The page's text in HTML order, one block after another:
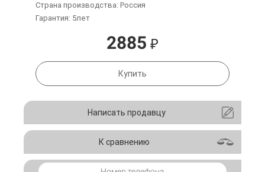
Страна производства: Россия
Гарантия: 5лет
2885 ₽
Купить
Написать продавцу
К сравнению